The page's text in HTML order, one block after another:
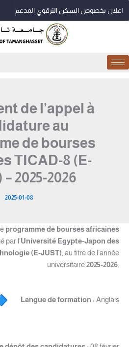
اعلان بخصوص السكن الترقوي المدعم
de l’appel à
au
de bourses
TICAD-8 (E-
2025-2026
2025-01-08
programme de bourses africaines
par l’Université Egypte-Japon des
(E-JUST), au titre de l’année
universitaire2025-2026.
Langue de formation : Anglais